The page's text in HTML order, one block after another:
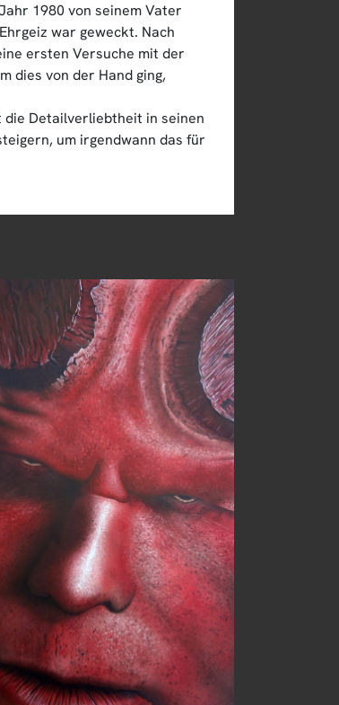
1980 von seinem Vater
war geweckt. Nach
ersten Versuche mit der
dies von der Hand ging,
die Detailverliebtheit in seinen
um irgendwann das für